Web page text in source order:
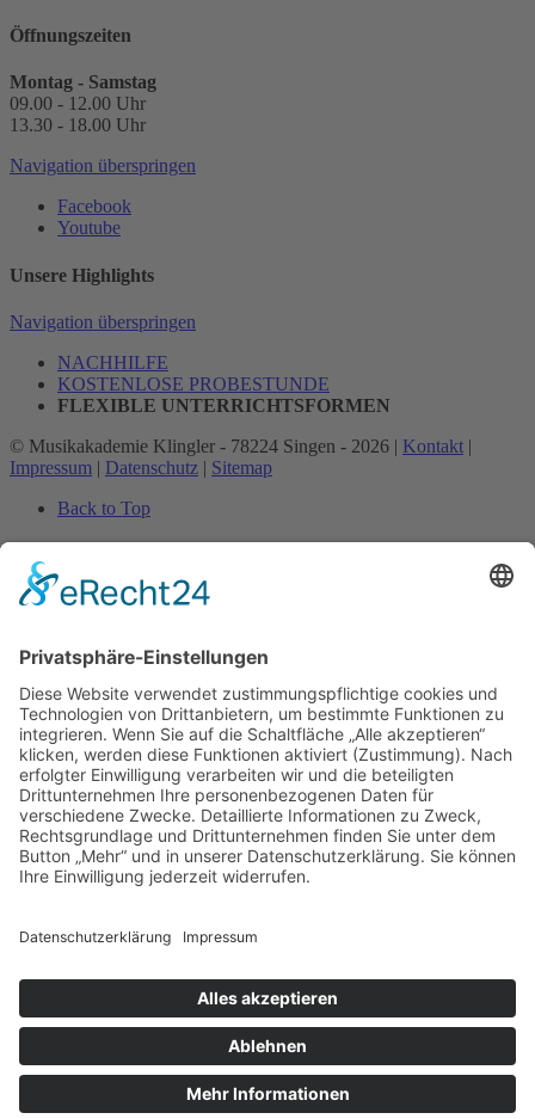
Öffnungszeiten
Montag - Samstag
09.00 - 12.00 Uhr
13.30 - 18.00 Uhr
Navigation überspringen
Facebook
Youtube
Unsere Highlights
Navigation überspringen
NACHHILFE
KOSTENLOSE PROBESTUNDE
FLEXIBLE UNTERRICHTSFORMEN
© Musikakademie Klingler - 78224 Singen - 2026 | Kontakt |
Impressum | Datenschutz | Sitemap
Back to Top
Search
Suchbegriffe
Navigation überspringen
Instrumente
Klavier
Klavier für Schüler
Klavier für Lehrer und Musiker
Keyboard / E-Piano
Gitarre
Gitarre
Bass
Schlagzeug
Akkordeon
Stefan Klingler
Patrick Schwarz
Geschichte
Satzung
Online Unterricht